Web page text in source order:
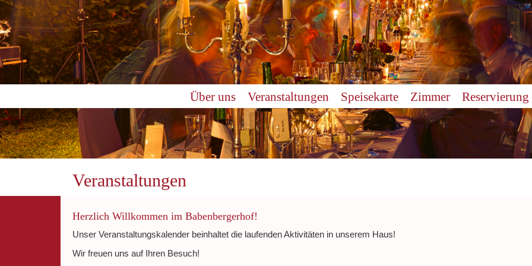
Über uns Veranstaltungen Speisekarte Zimmer Reservierung
Veranstaltungen
Herzlich Willkommen im Babenbergerhof!
Unser Veranstaltungskalender beinhaltet die laufenden Aktivitäten in unserem Haus!
Wir freuen uns auf Ihren Besuch!
0:00
2:00
5:00